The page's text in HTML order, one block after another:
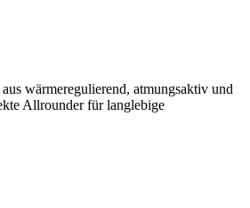
wärmeregulierend, atmungsaktiv und
Allrounder für langlebige